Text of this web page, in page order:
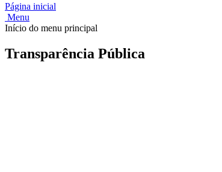
Página inicial
Menu
Início do menu principal
Transparência Pública